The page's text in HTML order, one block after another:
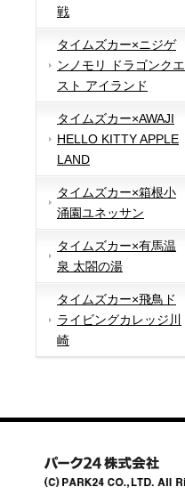
戦
タイムズカー×ニジゲ
ンノモリ ドラゴンクエ
スト アイランド
タイムズカー×AWAJI
HELLO KITTY APPLE
LAND
タイムズカー×箱根小
涌園ユネッサン
タイムズカー×有馬温
泉 太閤の湯
タイムズカー×飛鳥ド
ライビングカレッジ川
崎